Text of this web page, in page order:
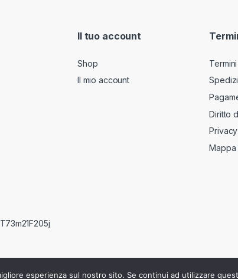
Il tuo account
Shop
Il mio account
Diritto
esperienza sul nostro sito. Se continui ad utilizzare